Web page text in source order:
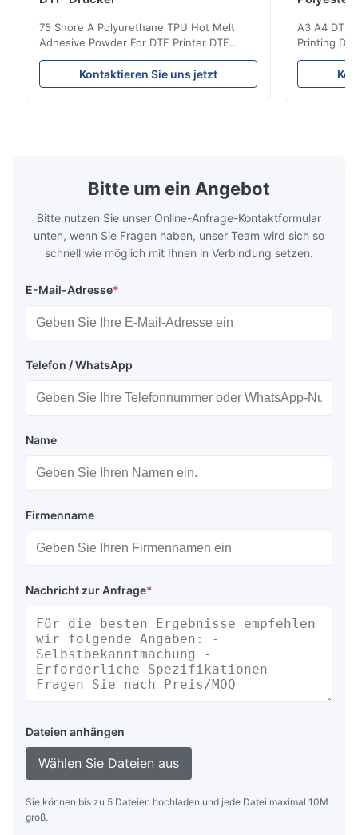
75 Shore A Polyurethane TPU Hot Melt
Adhesive Powder For DTF Printer DTF
Powder Technical Parameters Bonding
Parameters ( reference only) Temperature
110-130℃ Press 0.5-1.5 kg/cm2 Time 8-20
Kontaktieren Sie uns jetzt
A3 A4 DTF
Printing
application
textile
pattern
Bitte um ein Angebot
Bitte nutzen Sie unser Online-Anfrage-Kontaktformular
unten, wenn Sie Fragen haben, unser Team wird sich so
schnell wie möglich mit Ihnen in Verbindung setzen.
E-Mail-Adresse*
Telefon / WhatsApp
Name
Firmenname
Nachricht zur Anfrage*
Dateien anhängen
Wählen Sie Dateien aus
Sie können bis zu 5 Dateien hochladen und jede Datei maximal 10M
groß.